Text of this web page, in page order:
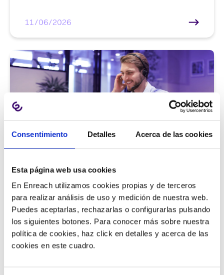
Consentimiento Detalles Acerca de las cookies
Esta página web usa cookies
En Enreach utilizamos cookies propias y de terceros
para realizar análisis de uso y medición de nuestra web.
Puedes aceptarlas, rechazarlas o configurarlas pulsando
los siguientes botones. Para conocer más sobre nuestra
política de cookies, haz click en detalles y acerca de las
cookies en este cuadro.
11/06/2026
9 métricas de call center para medir
la satisfacción del cliente
11/06/2026